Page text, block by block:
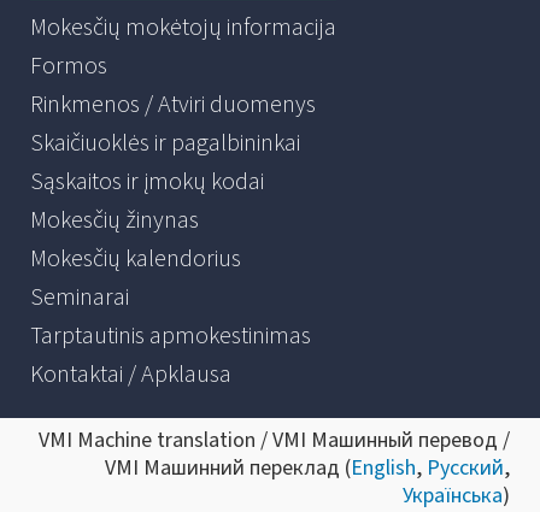
Mokesčių mokėtojų informacija
Formos
Rinkmenos / Atviri duomenys
Skaičiuoklės ir pagalbininkai
Sąskaitos ir įmokų kodai
Mokesčių žinynas
Mokesčių kalendorius
Seminarai
Tarptautinis apmokestinimas
Kontaktai / Apklausa
VMI Machine translation / VMI Машинный перевод /
VMI Машинний переклад (English, Русский,
Українська)